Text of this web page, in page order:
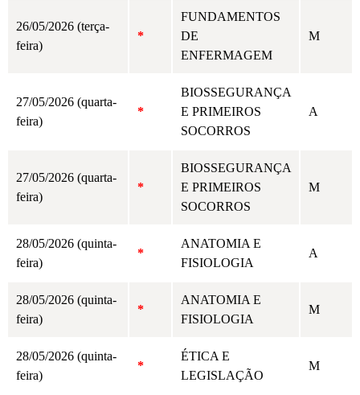
26/05/2026 (terça-
feira)
*
FUNDAMENTOS
DE
ENFERMAGEM
M
27/05/2026 (quarta-
feira)
*
BIOSSEGURANÇA
E PRIMEIROS
SOCORROS
A
27/05/2026 (quarta-
feira)
*
BIOSSEGURANÇA
E PRIMEIROS
SOCORROS
M
28/05/2026 (quinta-
feira)
*
ANATOMIA E
FISIOLOGIA
A
28/05/2026 (quinta-
feira)
*
ANATOMIA E
FISIOLOGIA
M
28/05/2026 (quinta-
feira)
*
ÉTICA E
LEGISLAÇÃO
M